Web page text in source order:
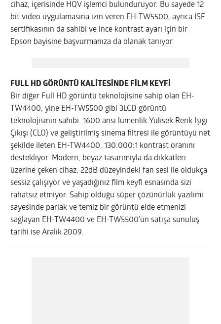
cihaz, içerisinde HQV işlemci bulunduruyor. Bu sayede 12
bit video uygulamasına izin veren EH-TW5500, ayrıca ISF
sertifikasının da sahibi ve ince kontrast ayarı için bir
Epson bayisine başvurmanıza da olanak tanıyor.
FULL HD GÖRÜNTÜ KALİTESİNDE FİLM KEYFİ
Bir diğer Full HD görüntü teknolojisine sahip olan EH-
TW4400, yine EH-TW5500 gibi 3LCD görüntü
teknolojisinin sahibi. 1600 ansi lümenlik Yüksek Renk Işığı
Çıkışı (CLO) ve geliştirilmiş sinema filtresi ile görüntüyü net
şekilde ileten EH-TW4400, 130.000:1 kontrast oranını
destekliyor. Modern, beyaz tasarımıyla da dikkatleri
üzerine çeken cihaz, 22dB düzeyindeki fan sesi ile oldukça
sessiz çalışıyor ve yaşadığınız film keyfi esnasında sizi
rahatsız etmiyor. Sahip olduğu süper çözünürlük yazılımı
sayesinde parlak ve temiz bir görüntü elde etmenizi
sağlayan EH-TW4400 ve EH-TW5500’ün satışa sunuluş
tarihi ise Aralık 2009.